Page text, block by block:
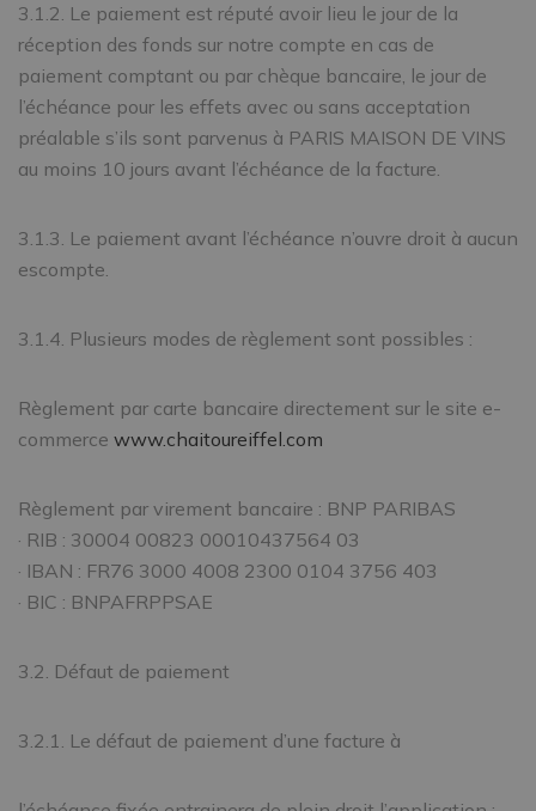
3.1.2. Le paiement est réputé avoir lieu le jour de la
réception des fonds sur notre compte en cas de
paiement comptant ou par chèque bancaire, le jour de
l’échéance pour les effets avec ou sans acceptation
préalable s’ils sont parvenus à PARIS MAISON DE VINS
au moins 10 jours avant l’échéance de la facture.
3.1.3. Le paiement avant l’échéance n’ouvre droit à aucun
escompte.
3.1.4. Plusieurs modes de règlement sont possibles :
Règlement par carte bancaire directement sur le site e-
commerce www.chaitoureiffel.com
Règlement par virement bancaire : BNP PARIBAS
· RIB : 30004 00823 00010437564 03
· IBAN : FR76 3000 4008 2300 0104 3756 403
· BIC : BNPAFRPPSAE
3.2. Défaut de paiement
3.2.1. Le défaut de paiement d’une facture à